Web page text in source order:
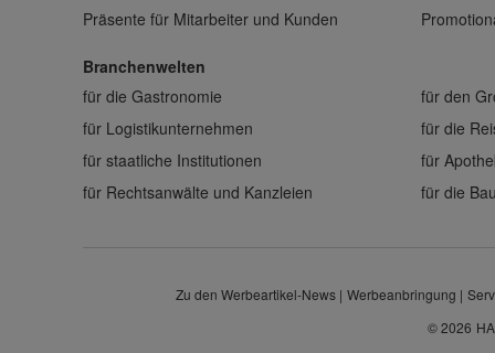
Präsente für Mitarbeiter und Kunden
Branchenwelten
für die Gastronomie
für den
für Logistikunternehmen
für die
für staatliche Institutionen
für
für Rechtsanwälte und Kanzleien
für die
Zu den Werbeartikel-News Werbeanbringung
© 2026